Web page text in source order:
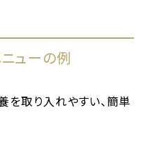
ューの例
を取り入れやすい、簡単